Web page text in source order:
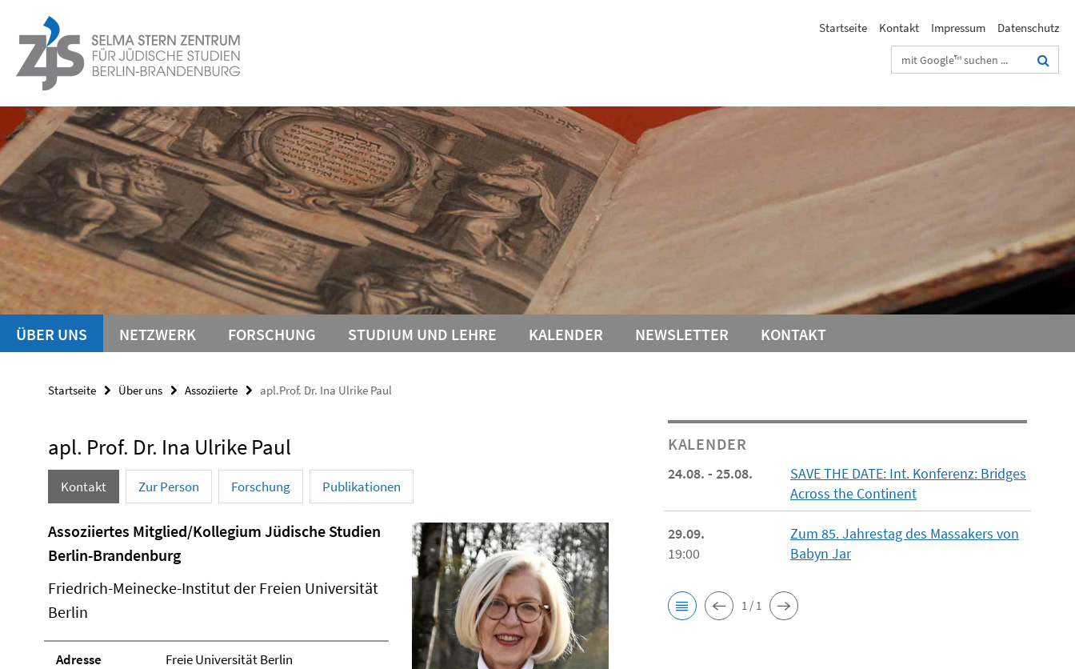
Inhalt
Service-
Navigation
Startseite Kontakt Impressum
Datenschutz
Suchbegriffe
ÜBER UNS NETZWERK FORSCHUNG STUDIUM UND LEHRE KALENDER NEWSLETTER KONTAKT
Startseite Über uns Assoziierte apl.Prof. Dr. Ina Ulrike Paul
apl. Prof. Dr. Ina Ulrike Paul
Kontakt Zur Person Forschung Publikationen
Assoziiertes Mitglied/Kollegium Jüdische Studien
Berlin-Brandenburg
Friedrich-Meinecke-Institut der Freien Universität
Berlin
Adresse
Freie Universität Berlin
KALENDER
24.08. - 25.08.
SAVE THE DATE: Int. Konferenz: Bridges
Across the Continent
29.09.
19:00
Zum 85. Jahrestag des Massakers von
Babyn Jar
1 / 1